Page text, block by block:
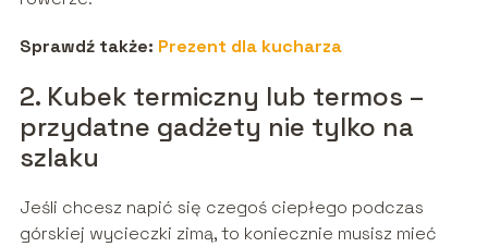
Sprawdź także: Prezent dla kucharza
2. Kubek termiczny lub termos –
przydatne gadżety nie tylko na
szlaku
Jeśli chcesz napić się czegoś ciepłego podczas
górskiej wycieczki zimą, to koniecznie musisz mieć